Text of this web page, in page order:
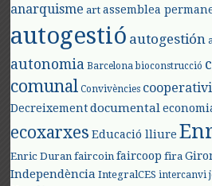
anarquisme art assemblea
autogestió autogestión
autonomia Barcelona bioconstrucció
comunal Convivències
Decreixement documental
ecoxarxes Educació lliure
Enric Duran faircoin faircoop fira
Independència IntegralCES intercanvi